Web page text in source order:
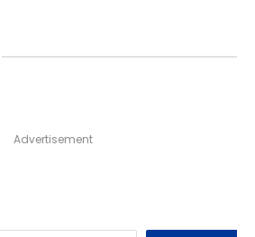
Advertisement